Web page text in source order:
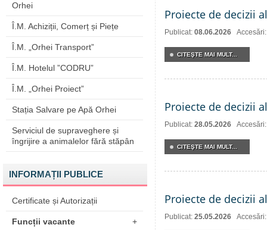
Orhei
Î.M. Achiziții, Comerț și Piețe
Î.M. „Orhei Transport”
Î.M. Hotelul ”CODRU”
Î.M. „Orhei Proiect”
Stația Salvare pe Apă Orhei
Serviciul de supraveghere și
îngrijire a animalelor fără stăpân
INFORMAȚII PUBLICE
Certificate și Autorizații
Funcții vacante +
Proiecte de decizii
Publicat: 08.06.2026
CITEŞTE MAI MULT...
Proiecte de decizii
Publicat: 28.05.2026
CITEŞTE MAI MULT...
Proiecte de decizii
Publicat: 25.05.2026